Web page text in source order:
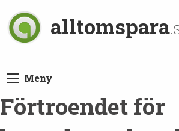
alltomspara
Meny
Förtroendet för